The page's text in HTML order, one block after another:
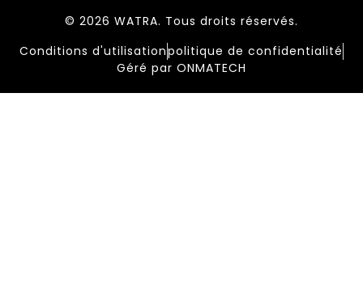
© 2026 WATRA. Tous droits réservés.
Conditions d'utilisationpolitique de confidentialité
Géré par ONMATECH